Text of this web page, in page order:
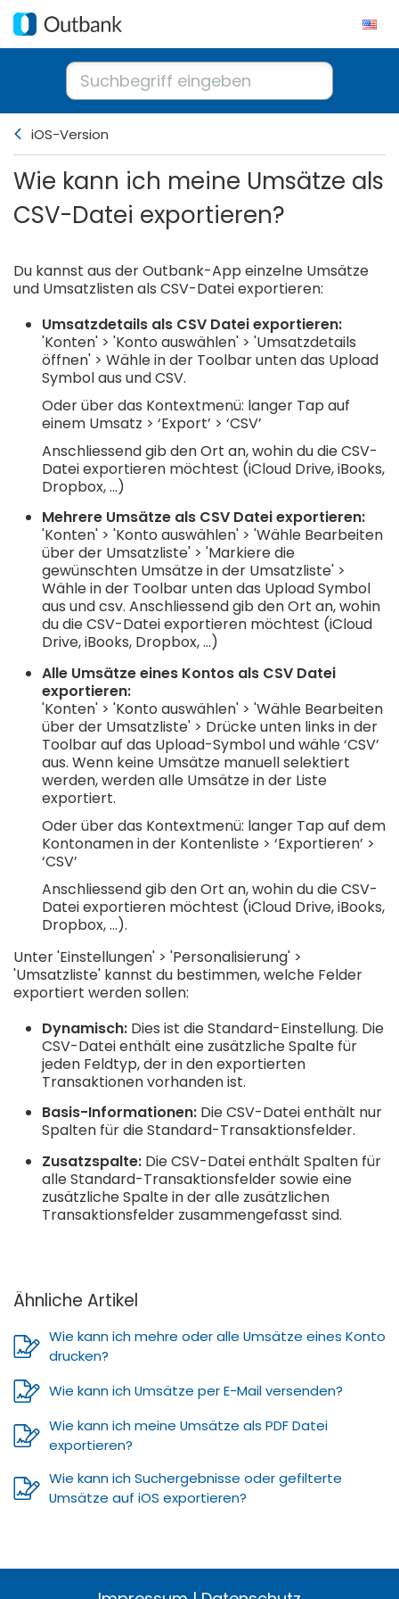
iOS-Version
Wie kann ich meine Umsätze als
CSV-Datei exportieren?
Du kannst aus der Outbank-App einzelne Umsätze
und Umsatzlisten als CSV-Datei exportieren:
Umsatzdetails als CSV Datei exportieren:
'Konten' > 'Konto auswählen' > 'Umsatzdetails
öffnen' > Wähle in der Toolbar unten das Upload
Symbol aus und CSV.
Oder über das Kontextmenü: langer Tap auf
einem Umsatz > ‘Export’ > ‘CSV’
Anschliessend gib den Ort an, wohin du die CSV-
Datei exportieren möchtest (iCloud Drive, iBooks,
Dropbox, ...)
Mehrere Umsätze als CSV Datei exportieren:
'Konten' > 'Konto auswählen' > 'Wähle Bearbeiten
über der Umsatzliste' > 'Markiere die
gewünschten Umsätze in der Umsatzliste' >
Wähle in der Toolbar unten das Upload Symbol
aus und csv. Anschliessend gib den Ort an, wohin
du die CSV-Datei exportieren möchtest (iCloud
Drive, iBooks, Dropbox, ...)
Alle Umsätze eines Kontos als CSV Datei
exportieren:
'Konten' > 'Konto auswählen' > 'Wähle Bearbeiten
über der Umsatzliste' > Drücke unten links in der
Toolbar auf das Upload-Symbol und wähle ‘CSV’
aus. Wenn keine Umsätze manuell selektiert
werden, werden alle Umsätze in der Liste
exportiert.
Oder über das Kontextmenü: langer Tap auf dem
Kontonamen in der Kontenliste > ‘Exportieren’ >
‘CSV’
Anschliessend gib den Ort an, wohin du die CSV-
Datei exportieren möchtest (iCloud Drive, iBooks,
Dropbox, ...).
Unter 'Einstellungen' > 'Personalisierung' >
'Umsatzliste' kannst du bestimmen, welche Felder
exportiert werden sollen:
Dynamisch: Dies ist die Standard-Einstellung. Die
CSV-Datei enthält eine zusätzliche Spalte für
jeden Feldtyp, der in den exportierten
Transaktionen vorhanden ist.
Basis-Informationen: Die CSV-Datei enthält nur
Spalten für die Standard-Transaktionsfelder.
Zusatzspalte: Die CSV-Datei enthält Spalten für
alle Standard-Transaktionsfelder sowie eine
zusätzliche Spalte in der alle zusätzlichen
Transaktionsfelder zusammengefasst sind.
Ähnliche Artikel
Wie kann ich mehre oder alle Umsätze eines Konto
drucken?
Wie kann ich Umsätze per E-Mail versenden?
Wie kann ich meine Umsätze als PDF Datei
exportieren?
Wie kann ich Suchergebnisse oder gefilterte
Umsätze auf iOS exportieren?